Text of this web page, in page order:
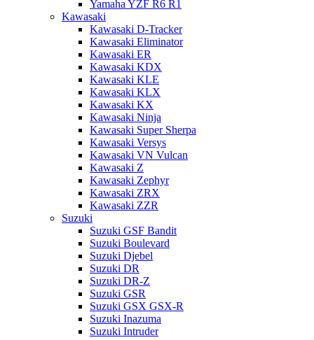
Yamaha YZF R6 R1
Kawasaki
Kawasaki D-Tracker
Kawasaki Eliminator
Kawasaki ER
Kawasaki KDX
Kawasaki KLE
Kawasaki KLX
Kawasaki KX
Kawasaki Ninja
Kawasaki Super Sherpa
Kawasaki Versys
Kawasaki VN Vulcan
Kawasaki Z
Kawasaki Zephyr
Kawasaki ZRX
Kawasaki ZZR
Suzuki
Suzuki GSF Bandit
Suzuki Boulevard
Suzuki Djebel
Suzuki DR
Suzuki DR-Z
Suzuki GSR
Suzuki GSX GSX-R
Suzuki Inazuma
Suzuki Intruder